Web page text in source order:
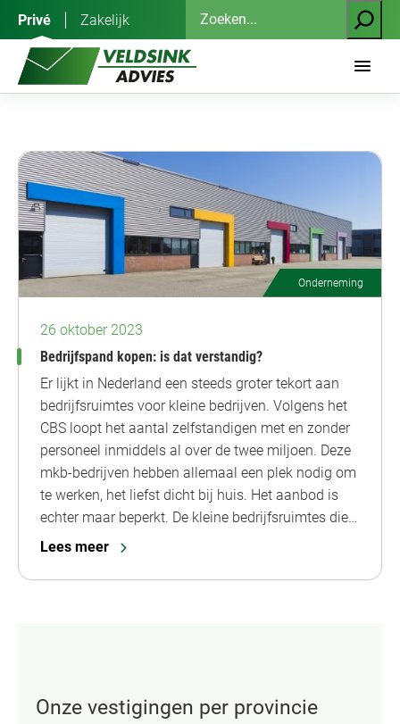
inhoud
Privé Zakelijk
Zoeken
Onderneming
26 oktober 2023
Bedrijfspand kopen: is dat verstandig?
Er lijkt in Nederland een steeds groter tekort aan
bedrijfsruimtes voor kleine bedrijven. Volgens het
CBS loopt het aantal zelfstandigen met en zonder
personeel inmiddels al over de twee miljoen. Deze
mkb-bedrijven hebben allemaal een plek nodig om
te werken, het liefst dicht bij huis. Het aanbod is
echter maar beperkt. De kleine bedrijfsruimtes die…
Lees meer
Onze vestigingen per provincie